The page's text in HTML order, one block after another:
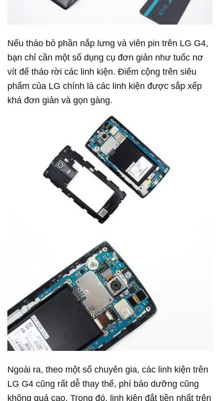
Nếu tháo bỏ phần nắp lưng và viên pin trên LG G4,
bạn chỉ cần một số dụng cụ đơn giản như tuốc nơ
vít để tháo rời các linh kiện. Điểm cộng trên siêu
phẩm của LG chính là các linh kiện được sắp xếp
khá đơn giản và gọn gàng.
Ngoài ra, theo một số chuyên gia, các linh kiện trên
LG G4 cũng rất dễ thay thế, phí bảo dưỡng cũng
không quá cao. Trong đó, linh kiện đắt tiền nhất trên